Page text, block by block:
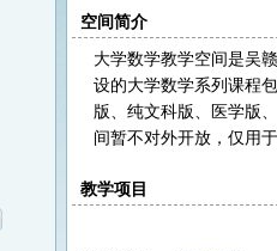
空间简介
大学数学教学空间是吴
设的大学数学系列课程
版、纯文科版、医学版
间暂不对外开放，仅用
教学项目